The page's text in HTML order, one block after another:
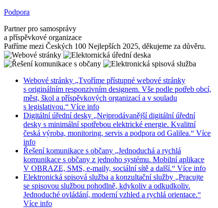
Podpora
Partner pro samosprávy
a příspěvkové organizace
Patříme mezi Českých 100 Nejlepších 2025, děkujeme za důvěru.
Webové stránky „Tvoříme přístupné webové stránky
s originálním responzivním designem. Vše podle potřeb obcí,
měst, škol a příspěvkových organizací a v souladu
s legislativou.“ Více info
Digitální úřední desky „Nejprodávanější digitální úřední
desky s minimální spotřebou elektrické energie. Kvalitní
česká výroba, monitoring, servis a podpora od Galilea.“ Více
info
Řešení komunikace s občany „Jednoduchá a rychlá
komunikace s občany z jednoho systému. Mobilní aplikace
V OBRAZE, SMS, e-maily, sociální sítě a další.“ Více info
Elektronická spisová služba a konzultační služby „Pracujte
se spisovou službou pohodlně, kdykoliv a odkudkoliv.
Jednoduché ovládání, moderní vzhled a rychlá orientace.“
Více info